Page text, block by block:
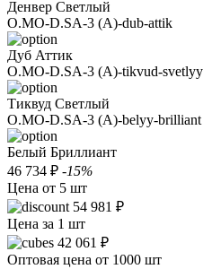
Денвер Светлый
O.MO-D.SA-3 (A)-dub-attik
Дуб Аттик
O.MO-D.SA-3 (A)-tikvud-svetlyy
Тиквуд Светлый
O.MO-D.SA-3 (A)-belyy-brilliant
Белый Бриллиант
46 734 ₽ -15%
Цена от 5 шт
54 981 ₽
Цена за 1 шт
42 061 ₽
Оптовая цена от 1000 шт